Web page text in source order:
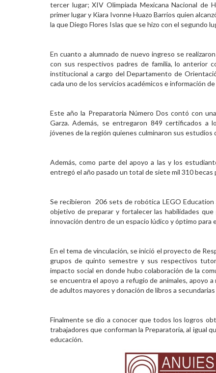
tercer lugar; XIV Olimpiada Mexicana Nacional de
primer lugar y Kiara Ivonne Huazo Barrios quien
la que Diego Flores Islas que se hizo con el segundo
En cuanto a alumnado de nuevo ingreso se
con sus respectivos padres de familia, lo anterior
institucional a cargo del Departamento de
cada uno de los servicios académicos e información
Este año la Preparatoria Número Dos contó con
Garza. Además, se entregaron 849 certificados a
jóvenes de la región quienes culminaron sus
Además, como parte del apoyo a las y los
entregó el año pasado un total de siete mil 310 becas
Se recibieron 206 sets de robótica LEGO
objetivo de preparar y fortalecer las habilidades
innovación dentro de un espacio lúdico y óptimo para
En el tema de vinculación, se inició el proyecto de
grupos de quinto semestre y sus respectivos
impacto social en donde hubo colaboración de la
se encuentra el apoyo a refugio de animales, apoyo
de adultos mayores y donación de libros a
Finalmente se dio a conocer que todos los logros
trabajadores que conforman la Preparatoria, al igual
educación.